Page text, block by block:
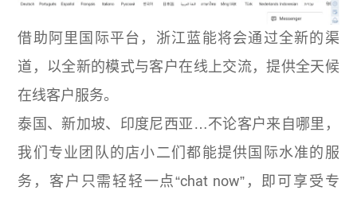
借助阿里国际平台，浙江蓝能将会通过全新的渠
道，以全新的模式与客户在线上交流，提供全天候
在线客户服务。
泰国、新加坡、印度尼西亚…不论客户来自哪里，
我们专业团队的店小二们都能提供国际水准的服
务，客户只需轻轻一点“chat now”，即可享受专